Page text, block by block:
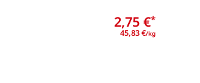
2,75 €*
45,83 €/kg